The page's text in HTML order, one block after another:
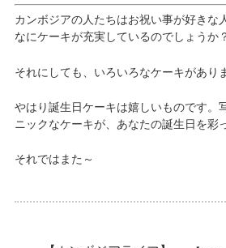
カンボジアの人たちはお祝い事が好きな
なにケーキが充実しているのでしょうか
それにしても、いろいろなケーキがあり
やはり誕生日ケーキは嬉しいものです。
ニックなケーキが、あなたの誕生日を彩
それではまた～